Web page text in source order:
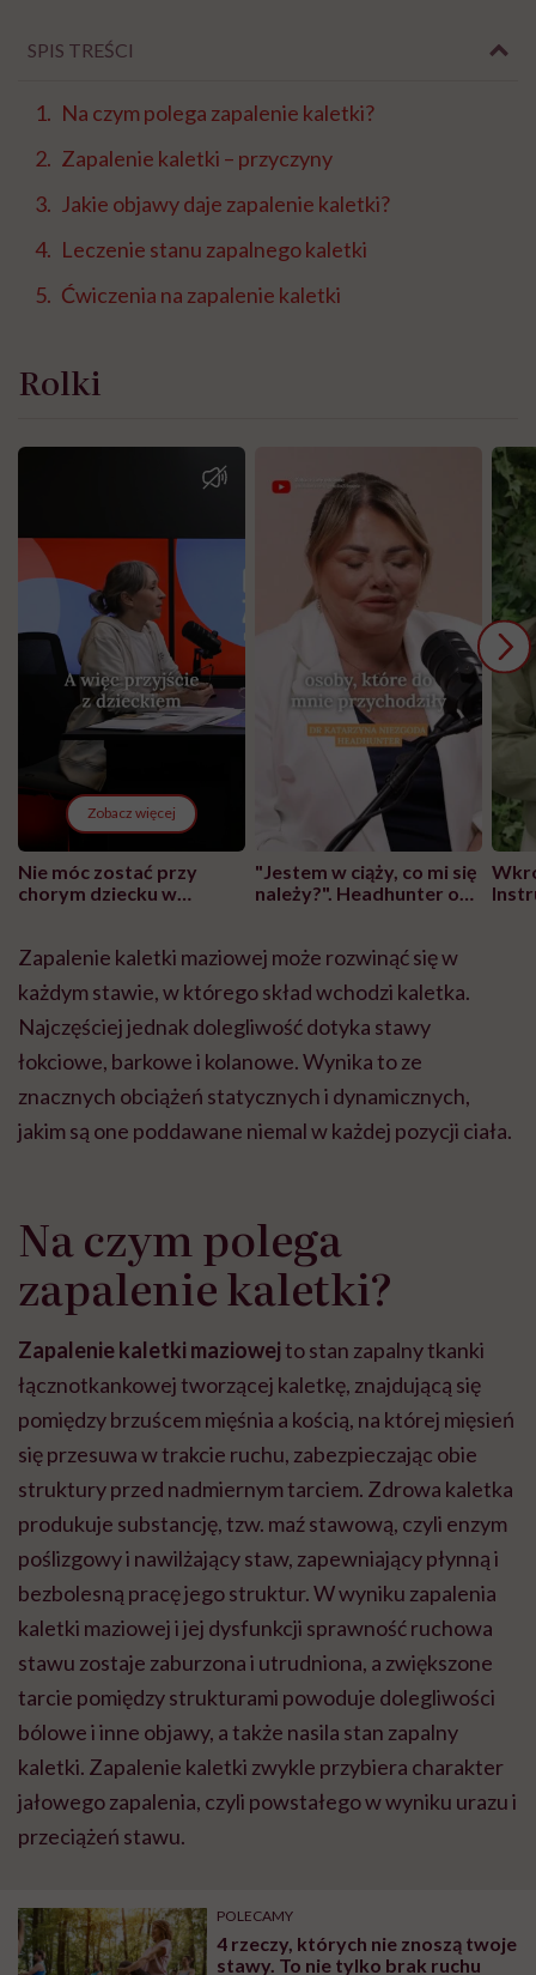
SPIS TREŚCI
Na czym polega zapalenie kaletki?
Zapalenie kaletki – przyczyny
Jakie objawy daje zapalenie kaletki?
Leczenie stanu zapalnego kaletki
Ćwiczenia na zapalenie kaletki
Rolki
Zobacz więcej
Nie móc zostać przy
chorym dziecku w
może chyba tylko
głupota i brak
wyobraźni"
"Jestem w ciąży, co mi się
należy?". Headhunter o
pracy
Zapalenie kaletki maziowej może rozwinąć się w
każdym stawie, w którego skład wchodzi kaletka.
Najczęściej jednak dolegliwość dotyka stawy
łokciowe, barkowe i kolanowe. Wynika to ze
znacznych obciążeń statycznych i dynamicznych,
jakim są one poddawane niemal w każdej pozycji ciała.
Na czym polega
zapalenie kaletki?
Zapalenie kaletki maziowejto stan zapalny tkanki
łącznotkankowej tworzącej kaletkę, znajdującą się
pomiędzy brzuścem mięśnia a kością, na której mięsień
się przesuwa w trakcie ruchu, zabezpieczając obie
struktury przed nadmiernym tarciem. Zdrowa kaletka
produkuje substancję, tzw. maź stawową, czyli enzym
poślizgowy i nawilżający staw, zapewniający płynną i
bezbolesną pracę jego struktur. W wyniku zapalenia
kaletki maziowej i jej dysfunkcji sprawność ruchowa
stawu zostaje zaburzona i utrudniona, a zwiększone
tarcie pomiędzy strukturami powoduje dolegliwości
bólowe i inne objawy, a także nasila stan zapalny
kaletki. Zapalenie kaletki zwykle przybiera charakter
jałowego zapalenia, czyli powstałego w wyniku urazu i
przeciążeń stawu.
POLECAMY
4 rzeczy, których nie znoszą twoje
stawy. To nie tylko brak ruchu